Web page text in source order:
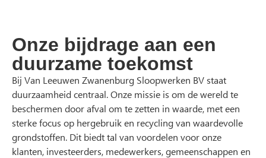
Onze bijdrage aan een
duurzame toekomst
Bij Van Leeuwen Zwanenburg Sloopwerken BV staat
duurzaamheid centraal. Onze missie is om de wereld te
beschermen door afval om te zetten in waarde, met een
sterke focus op hergebruik en recycling van waardevolle
grondstoffen. Dit biedt tal van voordelen voor onze
klanten, investeerders, medewerkers, gemeenschappen en